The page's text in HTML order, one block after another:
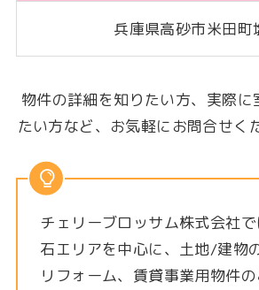
兵庫県高砂市米田町
物件の詳細を知りたい方、実際に
たい方など、お気軽にお問合せ
チェリーブロッサム株式会社
石エリアを中心に、土地/建物
リフォーム、賃貸事業用物件